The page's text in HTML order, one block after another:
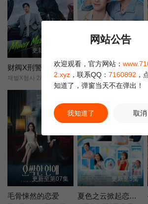
更新至第02集
财阀X刑警第二季
재벌X형사 2/재벌X형사2/财阀X刑警/2/财阀X刑警2/Flex x Cop2/纨绔子弟(韩国版)/
你的天空～晴转恋～
你的天空～天晴后的爱恋～/
更新至第07集
毛骨悚然的恋爱
更新至5集
夏色之云掀起恋爱与风暴
网站公告
欢迎观看，官方网站：
2.xyz ，联系QQ： 7160892 ，
知道了，弹窗当天不在弹出！
我知道了 取消